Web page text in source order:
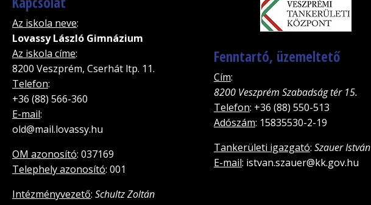
Az iskola neve:
Lovassy László Gimnázium
Az iskola címe:
8200 Veszprém, Cserhát ltp. 11.
Telefon:
+36 (88) 566-360
E-mail:
old@mail.lovassy.hu
OM azonosító: 037169
Telephely azonosító: 001
Intézményvezető: Schultz Zoltán
Fenntartó, üzemeltető
Cím:
8200 Veszprém Szabadság tér 15.
Telefon: +36 (88) 550-513
Adószám: 15835530-2-19
Tankerületi igazgató: Szauer István
E-mail: istvan.szauer@kk.gov.hu